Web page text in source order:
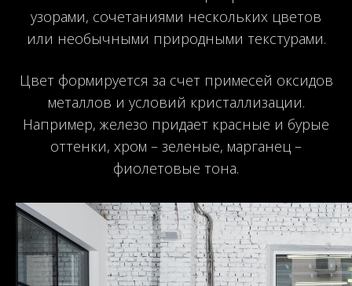
узорами, сочетаниями нескольких цветов
или необычными природными текстурами.
Цвет формируется за счет примесей оксидов
металлов и условий кристаллизации.
Например, железо придает красные и бурые
оттенки, хром – зеленые, марганец –
фиолетовые тона.